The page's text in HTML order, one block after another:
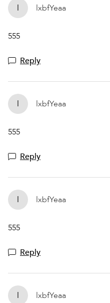
l lxbfYeaa
555
Reply
l lxbfYeaa
555
Reply
l lxbfYeaa
555
Reply
l lxbfYeaa